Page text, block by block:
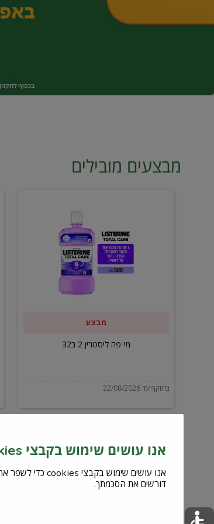
מבצעים מובילים
ליסטרין
מבצע
מי פה ליסטרין 2 ב32
בתוקף עד 22/08/2026
אנו עושים שימוש בקבצי cookies כדי לשפר את השירות וחוויית המשתמש
דורשים את הסכמתך.